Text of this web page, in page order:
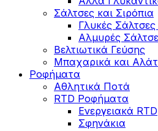
Σάλτσες και Σιρόπια
Γλυκές Σάλτσες
Αλμυρές
Bελτιωτικά Γεύσης
Μπαχαρικά και
Ροφήματα
Αθλητικά Ποτά
RTD Ροφήματα
Ενεργειακά RTD
Σφηνάκια